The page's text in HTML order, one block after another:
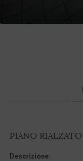
PIANO RIALZATO
Descrizione: